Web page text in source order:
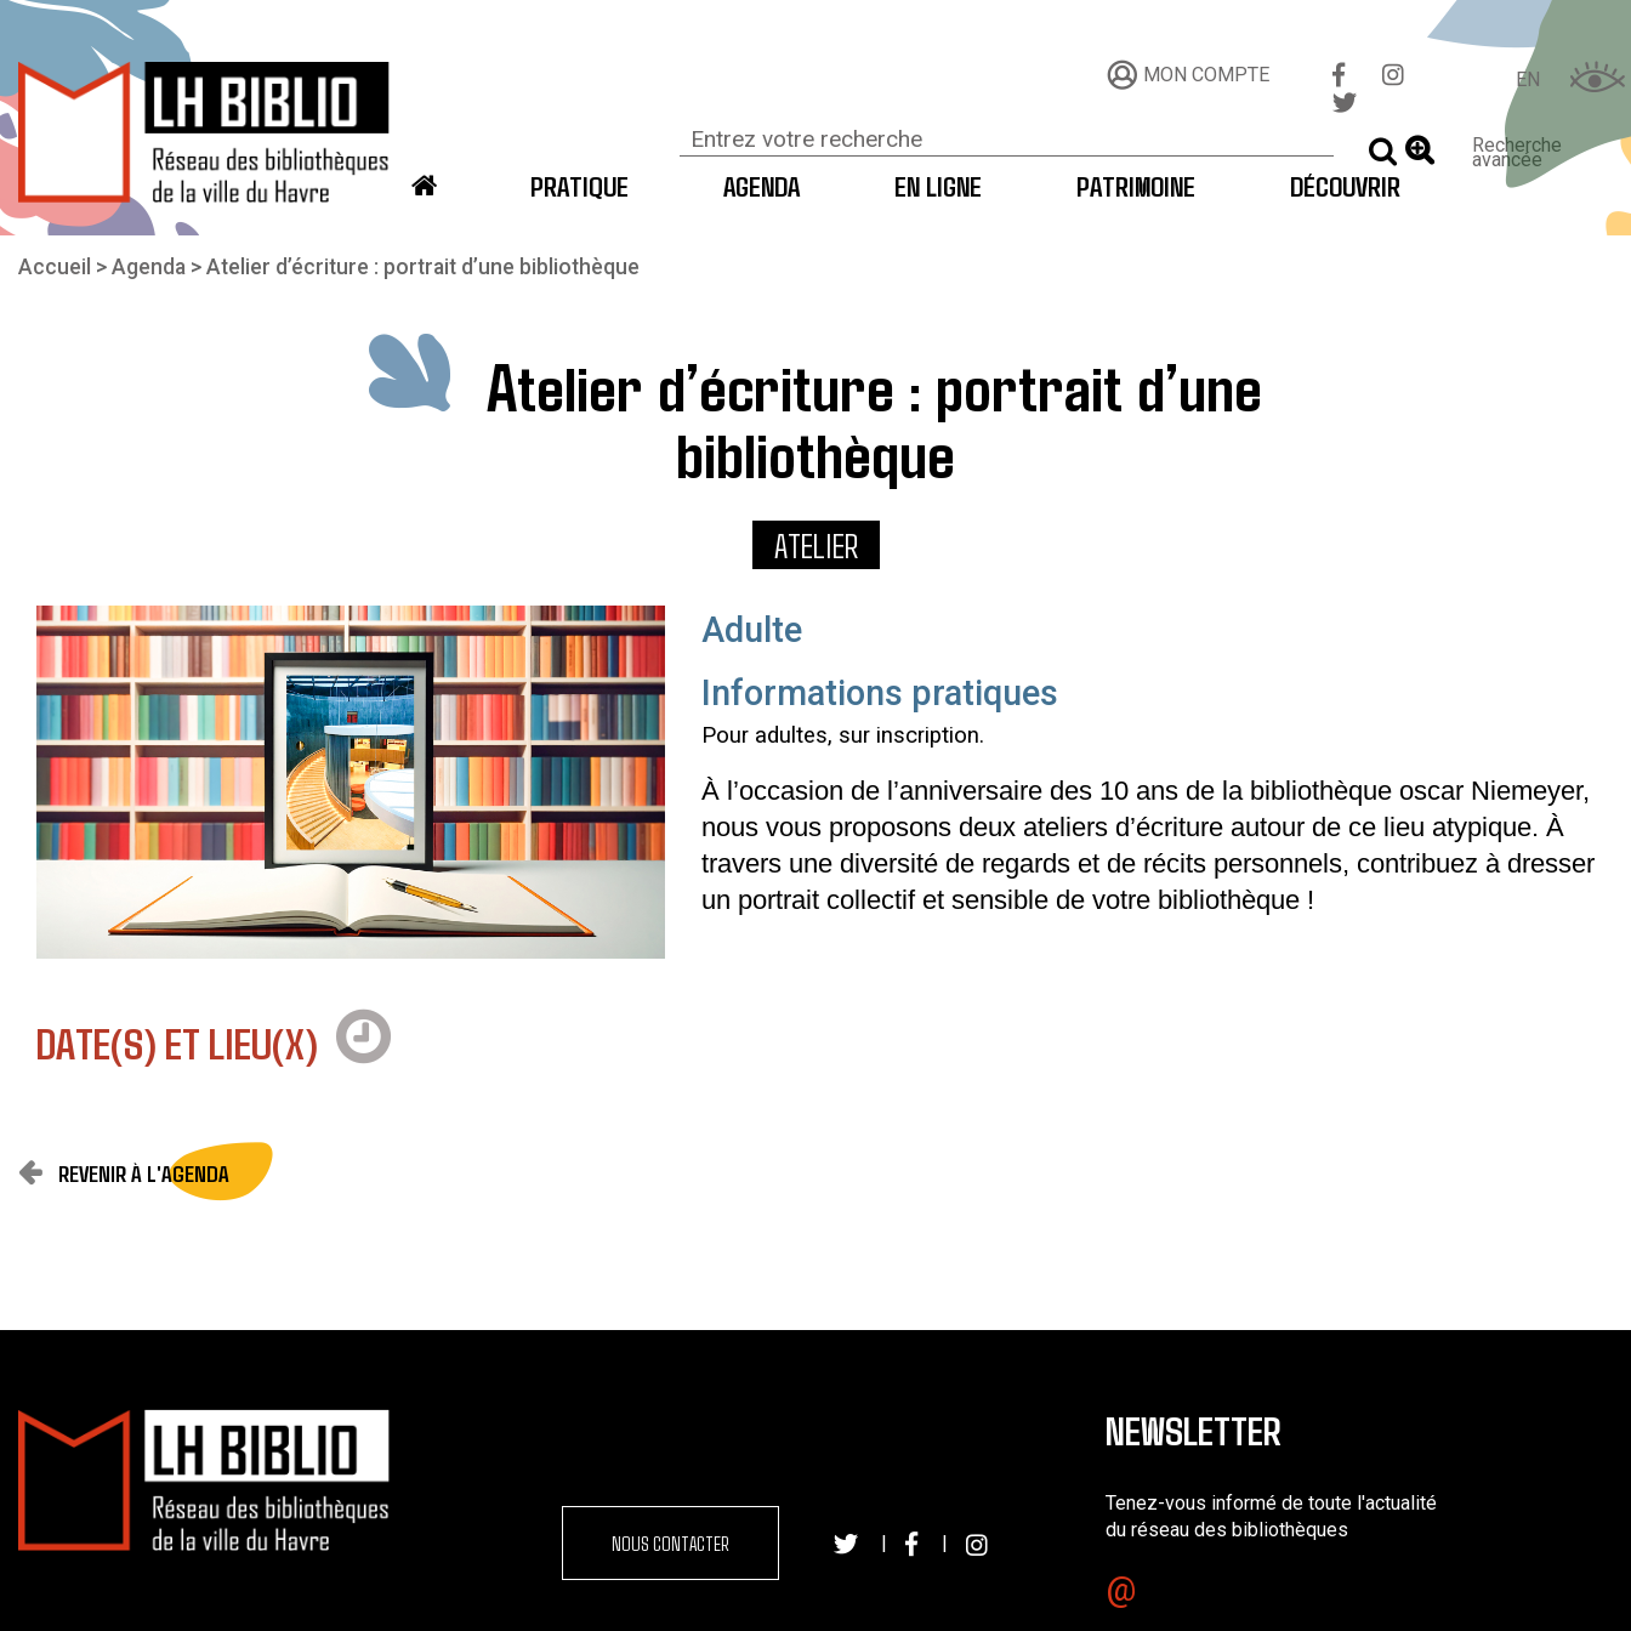
Aller au contenu principal
MON COMPTE EN
LANCER LA RECHERCHE
Recherche
avancée
PRATIQUE AGENDA EN LIGNE PATRIMOINE DÉCOUVRIR
Vous êtes ici
Accueil Agenda Atelier d’écriture : portrait d’une bibliothèque
Atelier d’écriture : portrait d’une
bibliothèque
ATELIER
Adulte
Informations pratiques
Pour adultes, sur inscription.
À l’occasion de l’anniversaire des 10 ans de la bibliothèque oscar Niemeyer,
nous vous proposons deux ateliers d’écriture autour de ce lieu atypique. À
travers une diversité de regards et de récits personnels, contribuez à dresser
un portrait collectif et sensible de votre bibliothèque !
DATE(S) ET LIEU(X)
REVENIR À L'AGENDA
NOUS CONTACTER | |
NEWSLETTER
Tenez-vous informé de toute l'actualité
du réseau des bibliothèques